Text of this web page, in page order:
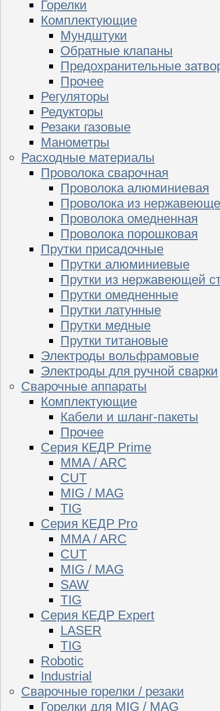
Горелки
Комплектующие
Мундштуки
Обратные клапаны
Предохранительные
Прочее
Регуляторы
Редукторы
Резаки газовые
Манометры
Расходные материалы
Проволока сварочная
Проволока алюминиевая
Проволока из
Проволока омедненная
Проволока порошковая
Прутки присадочные
Прутки алюминиевые
Прутки из нержавеющей
Прутки омедненные
Прутки латунные
Прутки медные
Прутки титановые
Электроды вольфрамовые
Электроды для ручной сварки
Сварочные аппараты
Комплектующие
Кабели и шланг-пакеты
Прочее
Серия КЕДР Prime
MMA / ARC
CUT
MIG / MAG
TIG
Серия КЕДР Pro
MMA / ARC
CUT
MIG / MAG
SAW
TIG
Серия КЕДР Expert
LASER
TIG
Robotic
Industrial
Сварочные горелки / резаки
Горелки для MIG / MAG